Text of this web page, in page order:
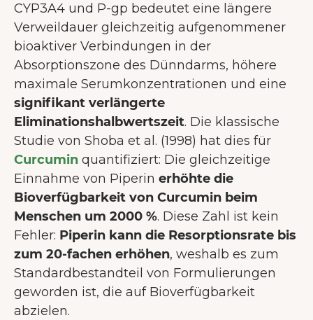
CYP3A4 und P-gp bedeutet eine längere
Verweildauer gleichzeitig aufgenommener
bioaktiver Verbindungen in der
Absorptionszone des Dünndarms, höhere
maximale Serumkonzentrationen und eine
signifikant verlängerte
Eliminationshalbwertszeit. Die klassische
Studie von Shoba et al. (1998) hat dies für
Curcumin quantifiziert: Die gleichzeitige
Einnahme von Piperin erhöhte die
Bioverfügbarkeit von Curcumin beim
Menschen um 2000 %. Diese Zahl ist kein
Fehler: Piperin kann die Resorptionsrate bis
zum 20-fachen erhöhen, weshalb es zum
Standardbestandteil von Formulierungen
geworden ist, die auf Bioverfügbarkeit
abzielen.